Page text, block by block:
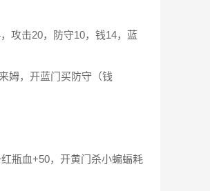
攻击20，防守10，钱14，蓝
姆，开蓝门买防守（钱
瓶血+50，开黄门杀小蝙蝠耗